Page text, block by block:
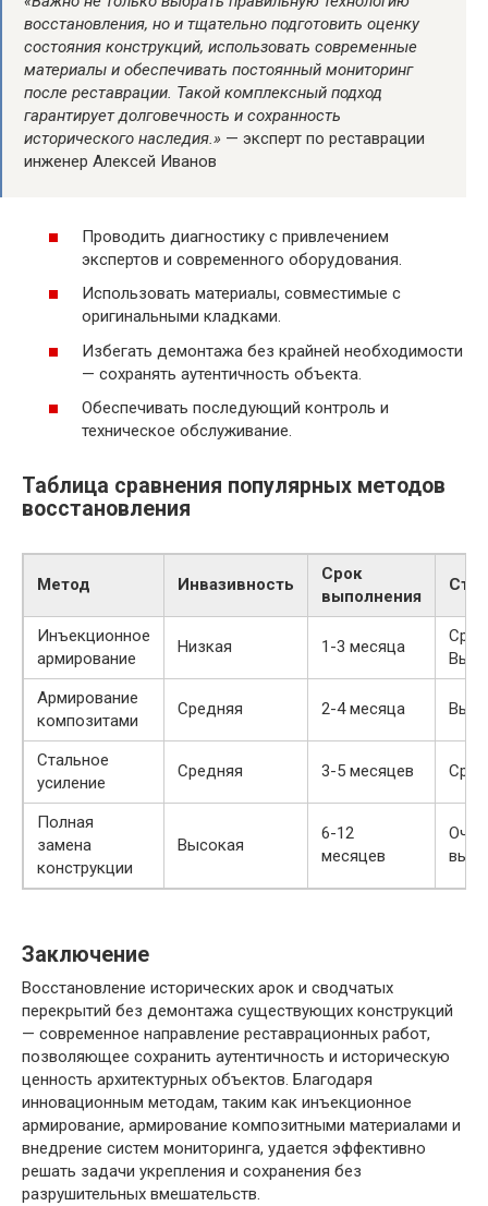
восстановления, но и тщательно подготовить оценку
состояния конструкций, использовать современные
материалы и обеспечивать постоянный мониторинг
после реставрации. Такой комплексный подход
гарантирует долговечность и сохранность
исторического наследия.» — эксперт по реставрации
инженер Алексей Иванов
Проводить диагностику с привлечением
экспертов и современного оборудования.
Использовать материалы, совместимые с
оригинальными кладками.
Избегать демонтажа без крайней необходимости
— сохранять аутентичность объекта.
Обеспечивать последующий контроль и
техническое обслуживание.
Таблица сравнения популярных методов
восстановления
Метод Инвазивность
Срок
выполнения
Инъекционное
армирование
Низкая 1-3 месяца
Армирование
композитами
Средняя 2-4 месяца
Стальное
усиление
Средняя 3-5 месяцев
Полная
замена
конструкции
Высокая
6-12
месяцев
Заключение
Восстановление исторических арок и сводчатых
перекрытий без демонтажа существующих конструкций
— современное направление реставрационных работ,
позволяющее сохранить аутентичность и историческую
ценность архитектурных объектов. Благодаря
инновационным методам, таким как инъекционное
армирование, армирование композитными материалами и
внедрение систем мониторинга, удается эффективно
решать задачи укрепления и сохранения без
разрушительных вмешательств.